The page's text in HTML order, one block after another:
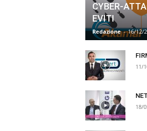
CYBER-
EVITI
Redazione - 16/12/
11/
18/